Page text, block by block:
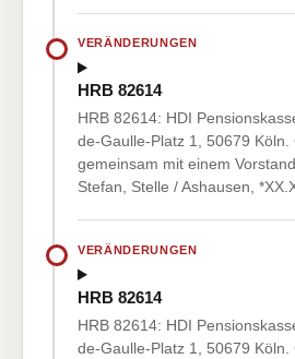
VERÄNDERUNGEN
HRB 82614
HRB 82614: HDI
de-Gaulle-Platz 1, 50679
gemeinsam mit einem
Stefan, Stelle / Ashausen,
VERÄNDERUNGEN
HRB 82614
HRB 82614: HDI
de-Gaulle-Platz 1, 50679 Köln.